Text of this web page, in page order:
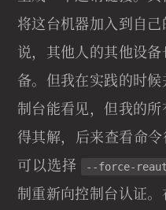
将这台机器加入到自
说，其他人的其他设
备。但我在实践的时
制台能看见，但我的
得其解，后来查看命
可以选择
--force-
制重新向控制台认证